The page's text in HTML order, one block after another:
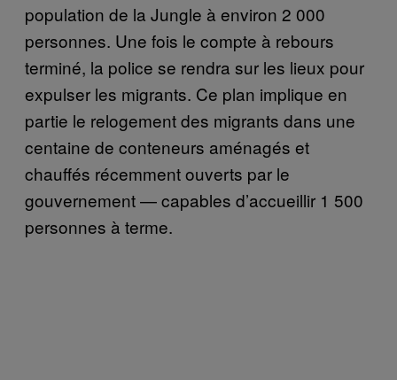
population de la Jungle à environ 2 000
personnes. Une fois le compte à rebours
terminé, la police se rendra sur les lieux pour
expulser les migrants. Ce plan implique en
partie le relogement des migrants dans une
centaine de conteneurs aménagés et
chauffés récemment ouverts par le
gouvernement — capables d’accueillir 1 500
personnes à terme.